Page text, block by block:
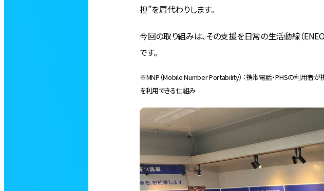
担”を肩代わりします。
今回の取り組みは、その支援を日常の生活動線（
です。
※MNP（Mobile Number Portability）：携帯電話・PHSの利用者
を利用できる仕組み